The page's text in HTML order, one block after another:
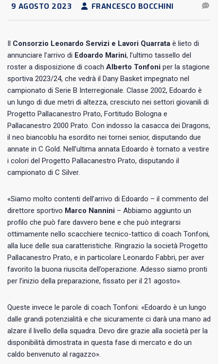
9 AGOSTO 2023 FRANCESCO BOCCHINI
Il Consorzio Leonardo Servizi e Lavori Quarrata è lieto di
annunciare l’arrivo di Edoardo Marini, l’ultimo tassello del
roster a disposizione di coach Alberto Tonfoni per la stagione
sportiva 2023/24, che vedrà il Dany Basket impegnato nel
campionato di Serie B Interregionale. Classe 2002, Edoardo è
un lungo di due metri di altezza, cresciuto nei settori giovanili di
Progetto Pallacanestro Prato, Fortitudo Bologna e
Pallacanestro 2000 Prato. Con indosso la casacca dei Dragons,
il neo biancoblu ha esordito nei tornei senior, disputando due
annate in C Gold. Nell’ultima annata Edoardo è tornato a vestire
i colori del Progetto Pallacanestro Prato, disputando il
campionato di C Silver.
«Siamo molto contenti dell’arrivo di Edoardo – il commento del
direttore sportivo Marco Nannini – Abbiamo aggiunto un
profilo che può fare davvero bene e che può integrarsi
ottimamente nello scacchiere tecnico-tattico di coach Tonfoni,
alla luce delle sua caratteristiche. Ringrazio la società Progetto
Pallacanestro Prato, e in particolare Leonardo Fabbri, per aver
favorito la buona riuscita dell’operazione. Adesso siamo pronti
per l’inizio della preparazione, fissato per il 21 agosto».
Queste invece le parole di coach Tonfoni: «Edoardo è un lungo
dalle grandi potenzialità e che sicuramente ci darà una mano ad
alzare il livello della squadra. Devo dire grazie alla società per la
disponibilità dimostrata in questa fase di mercato e do un
caldo benvenuto al ragazzo».